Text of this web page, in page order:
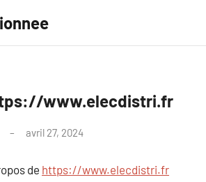
www.elecdistri.fr
avril 27, 2024
de https://www.elecdistri.fr